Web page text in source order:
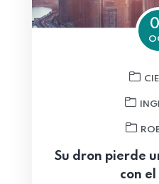
Su dron pierde
con